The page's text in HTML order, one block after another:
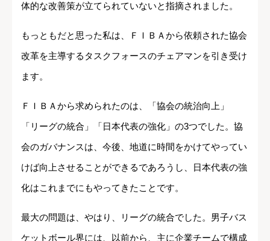
体的な改善策が立てられていないと指摘されました。
もっともだと思った私は、ＦＩＢＡから依頼された協会
改革を主導するタスクフォースのチェアマンを引き受け
ます。
ＦＩＢＡから求められたのは、「協会の統治向上」
「リーグの統合」「日本代表の強化」の3つでした。協
会のガバナンスは、今後、地道に時間をかけてやってい
けば向上させることができるであろうし、日本代表の強
化はこれまでにもやってきたことです。
最大の問題は、やはり、リーグの統合でした。男子バス
ケットボール界には、以前から、主に企業チームで構成